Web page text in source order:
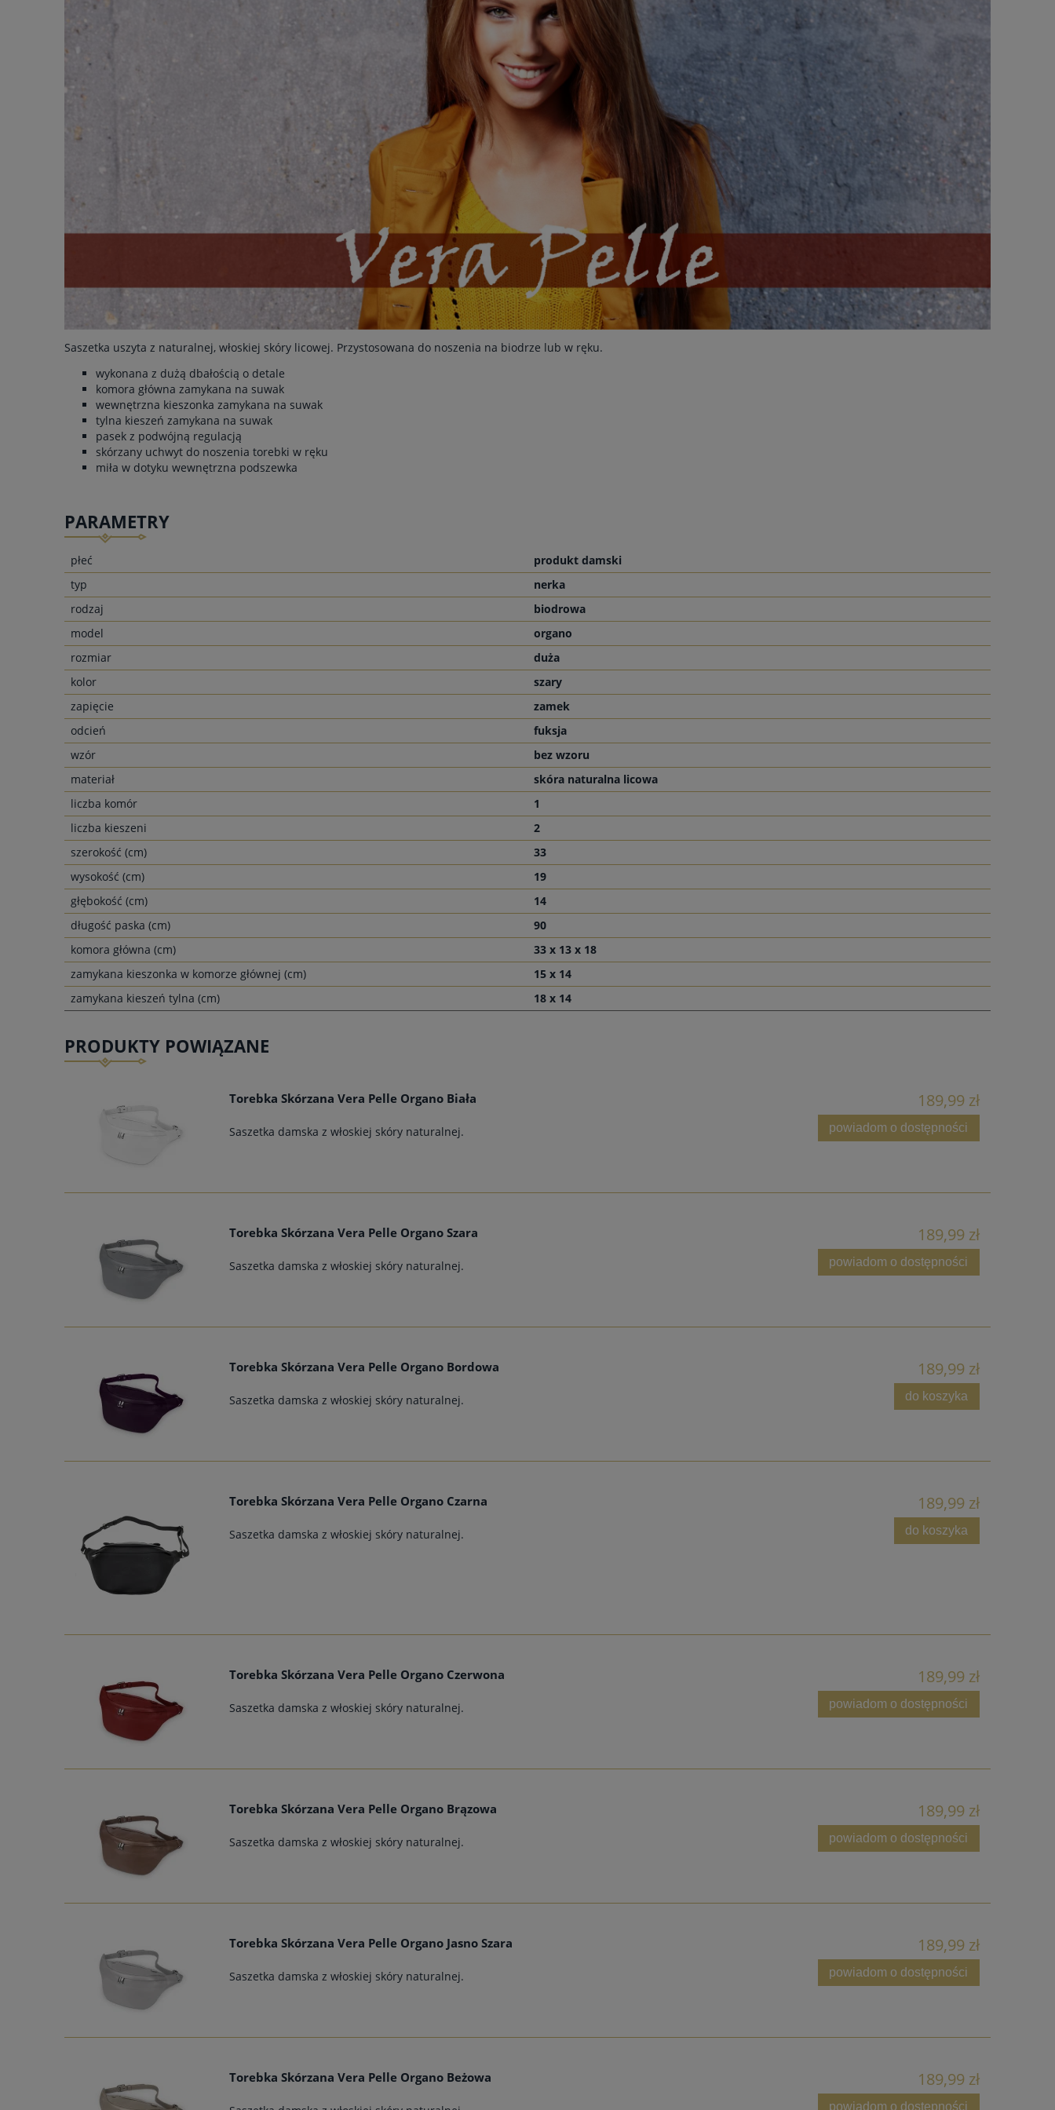
Saszetka uszyta z naturalnej, włoskiej skóry licowej. Przystosowana do noszenia na biodrze lub w ręku.
wykonana z dużą dbałością o detale
komora główna zamykana na suwak
wewnętrzna kieszonka zamykana na suwak
tylna kieszeń zamykana na suwak
pasek z podwójną regulacją
skórzany uchwyt do noszenia torebki w ręku
miła w dotyku wewnętrzna podszewka
PARAMETRY
płeć
produkt damski
typ
nerka
rodzaj
biodrowa
model
organo
rozmiar
duża
kolor
szary
zapięcie
zamek
odcień
fuksja
wzór
bez wzoru
materiał
skóra naturalna licowa
liczba komór
1
liczba kieszeni
2
szerokość (cm)
33
wysokość (cm)
19
głębokość (cm)
14
długość paska (cm)
90
komora główna (cm)
33 x 13 x 18
zamykana kieszonka w komorze głównej (cm)
15 x 14
zamykana kieszeń tylna (cm)
18 x 14
PRODUKTY POWIĄZANE
Torebka Skórzana Vera Pelle Organo Biała
Saszetka damska z włoskiej skóry naturalnej.
189,99 zł
powiadom o dostępności
Torebka Skórzana Vera Pelle Organo Szara
Saszetka damska z włoskiej skóry naturalnej.
189,99 zł
powiadom o dostępności
Torebka Skórzana Vera Pelle Organo Bordowa
Saszetka damska z włoskiej skóry naturalnej.
189,99 zł
do koszyka
Torebka Skórzana Vera Pelle Organo Czarna
Saszetka damska z włoskiej skóry naturalnej.
189,99 zł
do koszyka
Torebka Skórzana Vera Pelle Organo Czerwona
Saszetka damska z włoskiej skóry naturalnej.
189,99 zł
powiadom o dostępności
Torebka Skórzana Vera Pelle Organo Brązowa
Saszetka damska z włoskiej skóry naturalnej.
189,99 zł
powiadom o dostępności
Torebka Skórzana Vera Pelle Organo Jasno Szara
Saszetka damska z włoskiej skóry naturalnej.
189,99 zł
powiadom o dostępności
Torebka Skórzana Vera Pelle Organo Beżowa 189,99 zł
powiadom o dostępności